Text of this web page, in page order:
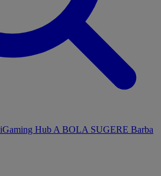
iGaming Hub A BOLA SUGERE Barba